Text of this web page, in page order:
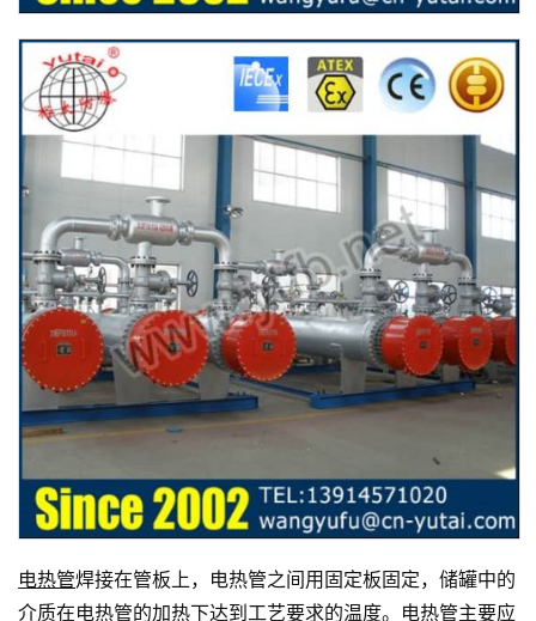
电热管焊接在管板上，电热管之间用固定板固定，储罐中的
介质在电热管的加热下达到工艺要求的温度。电热管主要应